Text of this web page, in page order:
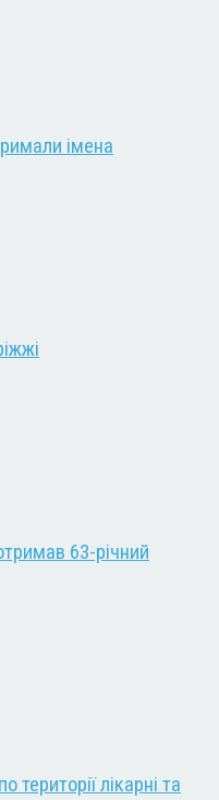
імена
63-річний
лікарні та